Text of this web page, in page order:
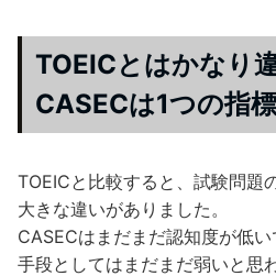
TOEICとはかなり
CASECは1つの指
TOEICと比較すると、試験問題
大きな違いがありました。
CASECはまだまだ認知度が低
手段としてはまだまだ弱いと思